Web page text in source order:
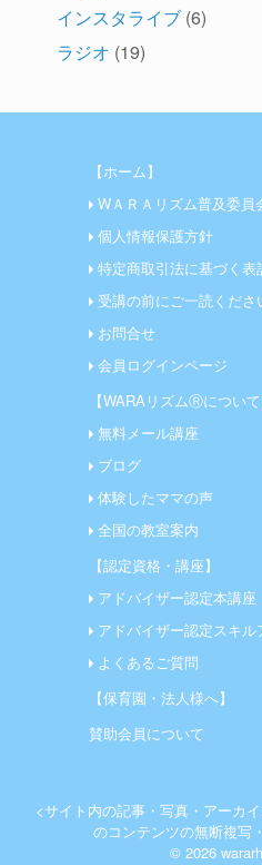
インスタライブ (6)
ラジオ (19)
【ホーム】
WＡＲＡリズム普及委員
個人情報保護方針
特定商取引法に基づく表
受講の前にご一読くださ
お問合せ
会員ログインページ
【WARAリズムⓇについて
無料メール講座
ブログ
体験したママの声
全国の教室案内
【認定資格・講座】
アドバイザー認定本講座
アドバイザー認定スキル
よくあるご質問
【保育園・法人様へ】
賛助会員について
<サイト内の記事・写真・アーカ
のコンテンツの無断複写
© 2026